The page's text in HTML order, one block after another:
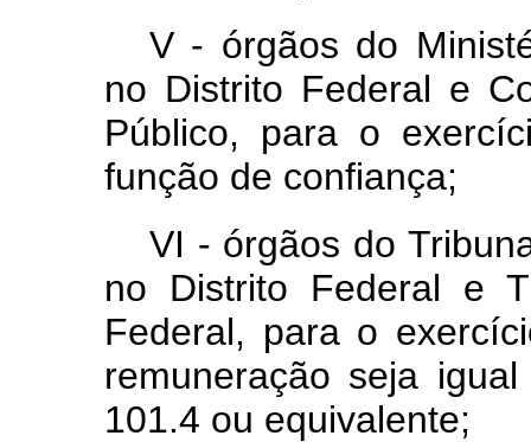
V - órgãos do
no Distrito Federal e
Público, para o
função de confiança;
VI - órgãos do
no Distrito Federal e
Federal, para o
remuneração seja
101.4 ou equivalente;